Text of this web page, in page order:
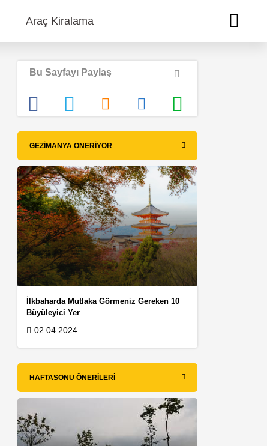
Araç Kiralama
Bu Sayfayı Paylaş
GEZIMANYA ÖNERIYOR
İlkbaharda Mutlaka Görmeniz Gereken 10
Büyüleyici Yer
02.04.2024
HAFTASONU ÖNERILERI